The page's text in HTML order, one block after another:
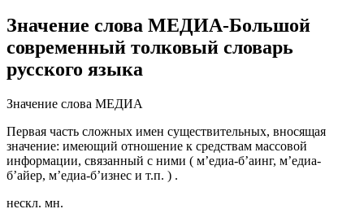
Значение слова МЕДИА-Большой
современный толковый словарь
русского языка
Значение слова МЕДИА
Первая часть сложных имен существительных, вносящая
значение: имеющий отношение к средствам массовой
информации, связанный с ними ( м’едиа-б’аинг, м’едиа-
б’айер, м’едиа-б’изнес и т.п. ) .
нескл. мн.